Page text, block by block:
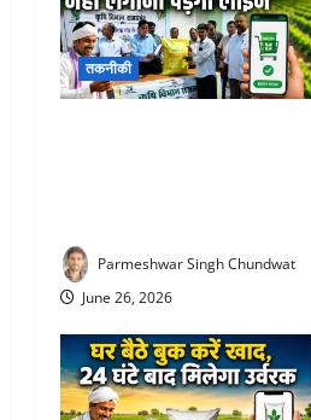
a
t
तकनीकी
Parmeshwar Singh Chundwat
June 26, 2026